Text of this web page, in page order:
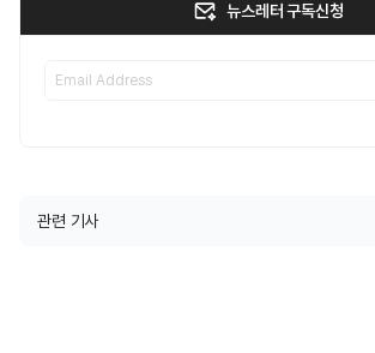
뉴스레터 구독신청
관련 기사